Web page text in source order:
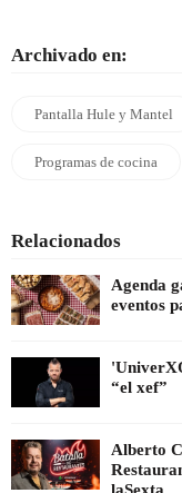
Archivado en:
Pantalla Hule y Mantel
Programas de cocina
Relacionados
Agenda
eventos
“el xef”
Alberto